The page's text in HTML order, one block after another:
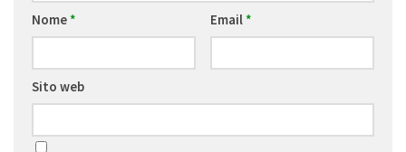
Nome* Email*
Sito web